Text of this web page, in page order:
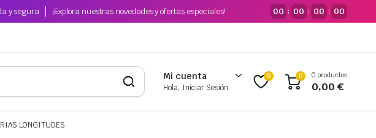
y segura ¡Explora nuestras novedades y ofertas especiales! 00 : 00 : 00 : 00
Mi cuenta
Hola, Iniciar Sesión
0 0 0 productos
0,00€
LONGITUDES